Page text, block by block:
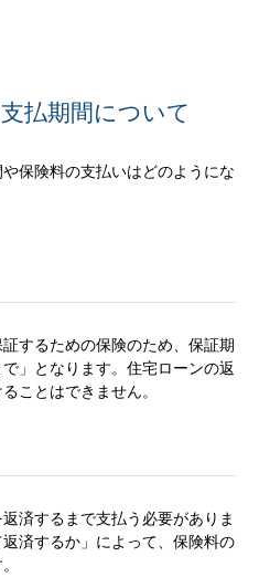
払期間について
保険料の支払いはどのようにな
するための保険のため、保証期
」となります。住宅ローンの返
ことはできません。
済するまで支払う必要がありま
済するか」によって、保険料の